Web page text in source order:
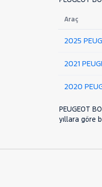
BOXER
2.2
J9
Araç
2025
2021
2020
PEUGEOT
yıllara göre